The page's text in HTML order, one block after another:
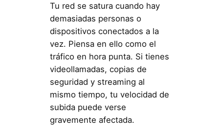
Tu red se satura cuando hay
demasiadas personas o
dispositivos conectados a la
vez. Piensa en ello como el
tráfico en hora punta. Si tienes
videollamadas, copias de
seguridad y streaming al
mismo tiempo, tu velocidad de
subida puede verse
gravemente afectada.